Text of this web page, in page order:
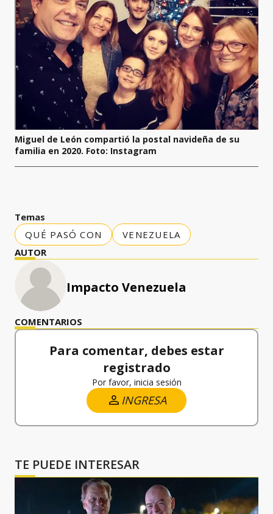
Miguel de León compartió la postal navideña de su
familia en 2020. Foto: Instagram
Temas
QUÉ PASÓ CON
VENEZUELA
AUTOR
Impacto Venezuela
COMENTARIOS
Para comentar, debes estar
registrado
Por favor, inicia sesión
INGRESA
TE PUEDE INTERESAR